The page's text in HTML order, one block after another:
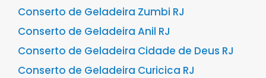
Conserto de Geladeira Zumbi RJ
Conserto de Geladeira Anil RJ
Conserto de Geladeira Cidade de Deus RJ
Conserto de Geladeira Curicica RJ